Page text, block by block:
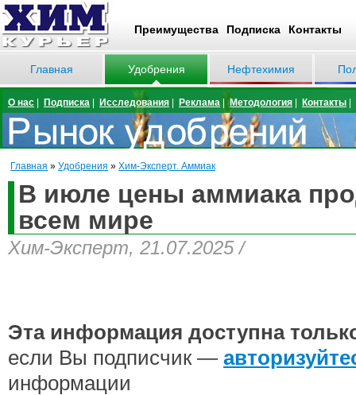
Преимущества Подписка Контакты
Главная Удобрения Нефтехимия
О нас Подписка Исследования Реклама Методология Контакты
Главная » Удобрения » Хим-Эксперт. Аммиак
В июле цены аммиака
всем мире
Хим-Эксперт, 21.07.2025 /
Эта информация доступна
если Вы подписчик —
информации